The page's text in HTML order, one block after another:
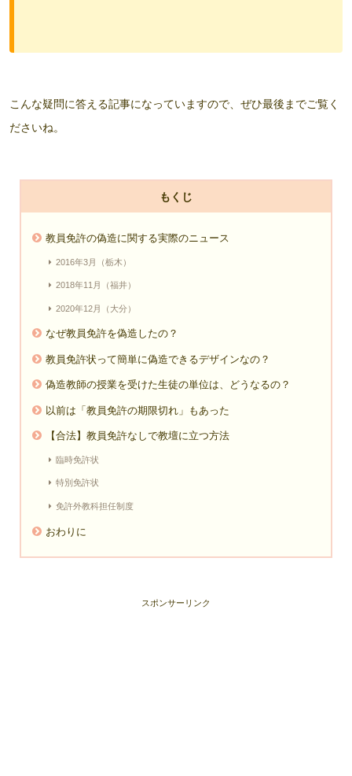
こんな疑問に答える記事になっていますので、ぜひ最後までご覧く
ださいね。
もくじ
教員免許の偽造に関する実際のニュース
2016年3月（栃木）
2018年11月（福井）
2020年12月（大分）
なぜ教員免許を偽造したの？
教員免許状って簡単に偽造できるデザインなの？
偽造教師の授業を受けた生徒の単位は、どうなるの？
以前は「教員免許の期限切れ」もあった
【合法】教員免許なしで教壇に立つ方法
臨時免許状
特別免許状
免許外教科担任制度
おわりに
スポンサーリンク